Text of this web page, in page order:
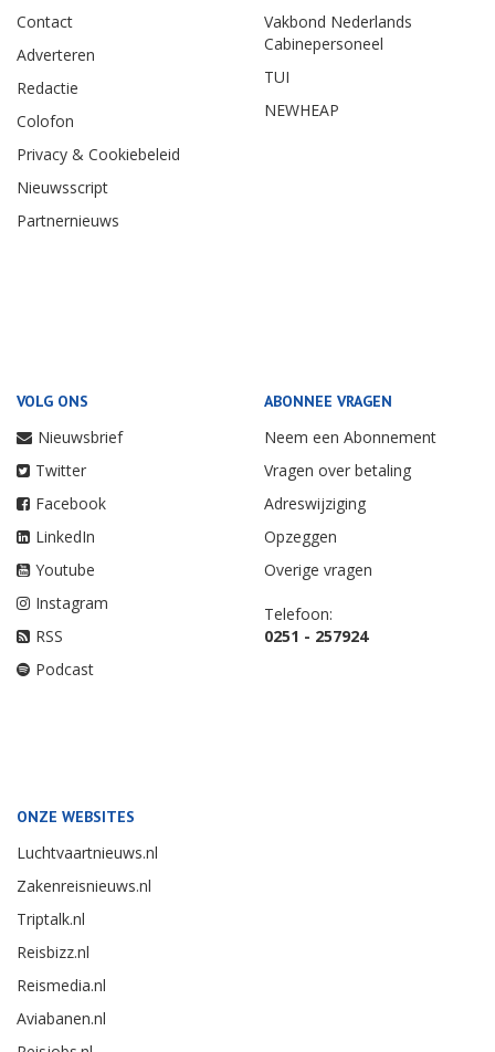
Contact
Adverteren
Redactie
Colofon
Privacy & Cookiebeleid
Nieuwsscript
Partnernieuws
Vakbond Nederlands
Cabinepersoneel
TUI
NEWHEAP
VOLG ONS
Nieuwsbrief
Twitter
Facebook
LinkedIn
Youtube
Instagram
RSS
Podcast
ABONNEE VRAGEN
Neem een Abonnement
Vragen over betaling
Adreswijziging
Opzeggen
Overige vragen
Telefoon:
0251 - 257924
ONZE WEBSITES
Luchtvaartnieuws.nl
Zakenreisnieuws.nl
Triptalk.nl
Reisbizz.nl
Reismedia.nl
Aviabanen.nl